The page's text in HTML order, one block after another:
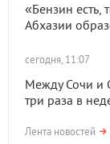
«Бензин есть,
Абхазии
сегодня, 11:07
Между Сочи и
три раза в
Лента новостей